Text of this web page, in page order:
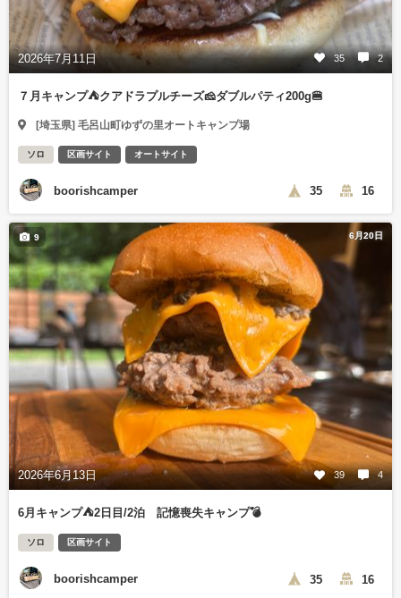
2026年7月11日 35 2
７月キャンプ⛺️クアドラプルチーズ🧀ダブルパティ200g🍔
[埼玉県] 毛呂山町ゆずの里オートキャンプ場
ソロ 区画サイト オートサイト
boorishcamper 35 16
6月20日
2026年6月13日 39 4
9
6月キャンプ⛺️2日目/2泊 記憶喪失キャンプ💣
ソロ 区画サイト
boorishcamper 35 16